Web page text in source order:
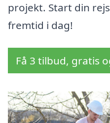
projekt. Start din
fremtid i dag!
Få 3 tilbud, gratis